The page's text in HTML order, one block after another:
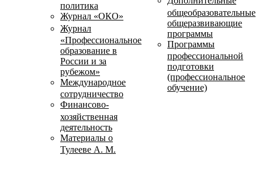
политика
Журнал «ОКО»
Журнал
«Профессиональное
образование в
России и за
рубежом»
Международное
сотрудничество
Финансово-
хозяйственная
деятельность
Материалы о
Тулееве А. М.
общеобразовательные
общеразвивающие
программы
Программы
профессиональной
подготовки
(профессиональное
обучение)